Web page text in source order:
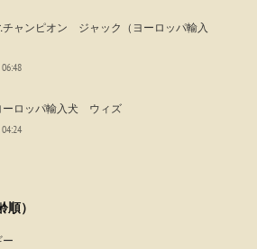
ャンピオン ジャック（ヨーロッパ輸入
ロッパ輸入犬 ウィズ
）